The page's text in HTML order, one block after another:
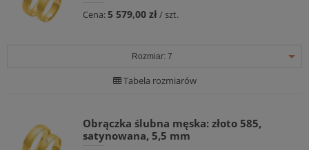
Cena:5 579,00 zł/ szt.
Rozmiar: 7
Tabela rozmiarów
Obrączka ślubna męska: złoto 585,
satynowana, 5,5 mm